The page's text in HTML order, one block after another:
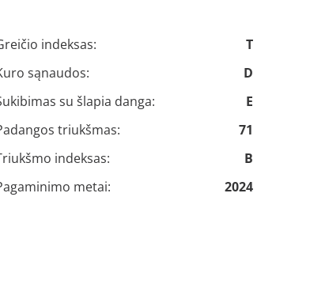
indeksas:
T
sąnaudos:
D
su šlapia danga:
E
triukšmas:
71
indeksas:
B
metai:
2024